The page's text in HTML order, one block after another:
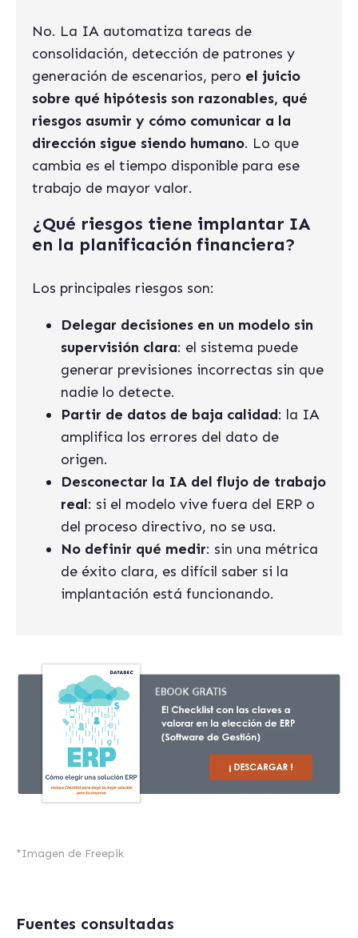
No. La IA automatiza tareas de
consolidación, detección de patrones y
generación de escenarios, pero el juicio
sobre qué hipótesis son razonables, qué
riesgos asumir y cómo comunicar a la
dirección sigue siendo humano. Lo que
cambia es el tiempo disponible para ese
trabajo de mayor valor.
¿Qué riesgos tiene implantar IA
en la planificación financiera?
Los principales riesgos son:
Delegar decisiones en un modelo sin
supervisión clara: el sistema puede
generar previsiones incorrectas sin que
nadie lo detecte.
Partir de datos de baja calidad: la IA
amplifica los errores del dato de
origen.
Desconectar la IA del flujo de trabajo
real: si el modelo vive fuera del ERP o
del proceso directivo, no se usa.
No definir qué medir: sin una métrica
de éxito clara, es difícil saber si la
implantación está funcionando.
*Imagen de Freepik
Fuentes consultadas